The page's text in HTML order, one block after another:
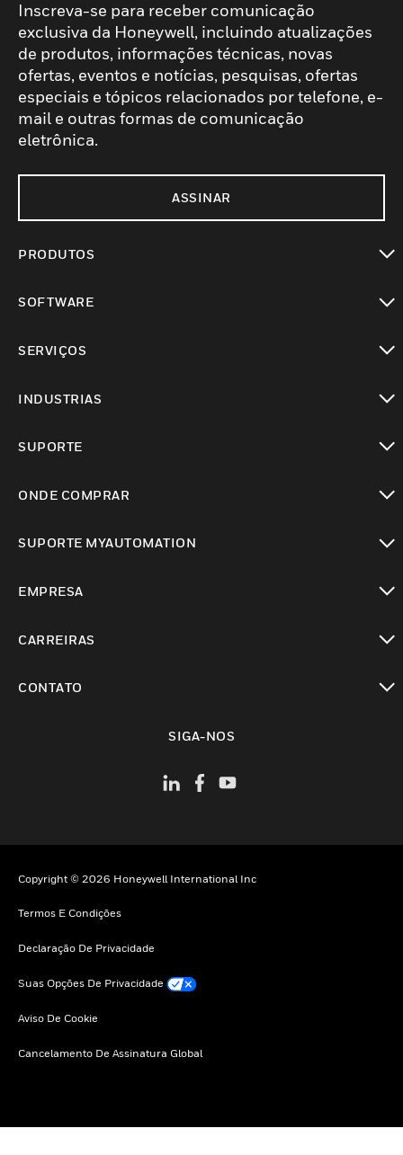
Inscreva-se para receber comunicação
exclusiva da Honeywell, incluindo atualizações
de produtos, informações técnicas, novas
ofertas, eventos e notícias, pesquisas, ofertas
especiais e tópicos relacionados por telefone, e-
mail e outras formas de comunicação
eletrônica.
ASSINAR
PRODUTOS
SOFTWARE
SERVIÇOS
INDUSTRIAS
SUPORTE
ONDE COMPRAR
SUPORTE MYAUTOMATION
EMPRESA
CARREIRAS
CONTATO
SIGA-NOS
Copyright © 2026 Honeywell International Inc
Termos E Condições
Declaração De Privacidade
Suas Opções De Privacidade
Aviso De Cookie
Cancelamento De Assinatura Global